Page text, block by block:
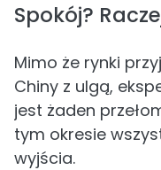
Spokój?
Mimo że rynki
Chiny z ulgą,
jest żaden
tym okresie
wyjścia.